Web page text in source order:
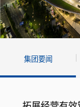
集团要闻